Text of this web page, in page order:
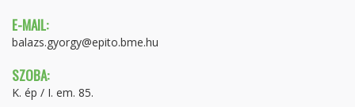
E-MAIL:
balazs.gyorgy@epito.bme.hu
SZOBA:
K. ép / I. em. 85.